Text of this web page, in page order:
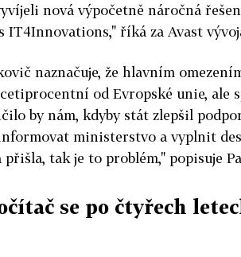
nová výpočetně náročná
IT4Innovations," říká za Avast
naznačuje, že hlavním
od Evropské unie, ale
by nám, kdyby stát zlepšil
ministerstvo a vyplnit
přišla, tak je to problém," popisuje
se po čtyřech